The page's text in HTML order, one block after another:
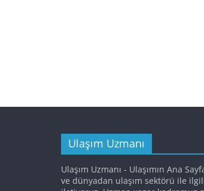
Ulaşım Uzmanı
Ulaşım Uzmanı - Ulaşımın Ana
ve dünyadan ulaşım sektörü ile